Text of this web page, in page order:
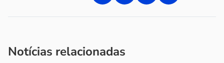
Notícias relacionadas